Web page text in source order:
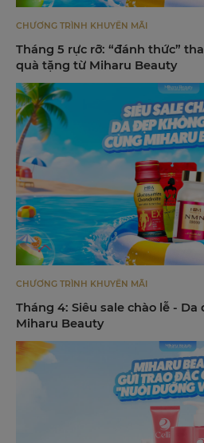
CHƯƠNG TRÌNH KHUYẾN MÃI
Tháng 5 rực rỡ: “đánh thức”
quà tặng từ Miharu Beauty
CHƯƠNG TRÌNH KHUYẾN MÃI
Tháng 4: Siêu sale chào lễ -
Miharu Beauty